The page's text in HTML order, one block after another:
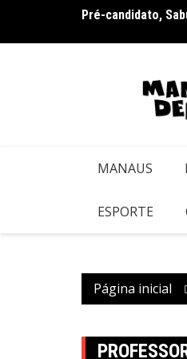
o
Pré-candidato,
Bolsonaro pede
MANAUS
ESPORTE
Página inicial